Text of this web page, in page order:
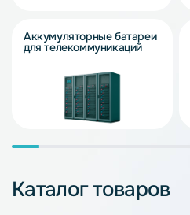
Аккумуляторные батареи
для телекоммуникаций
Каталог товаров